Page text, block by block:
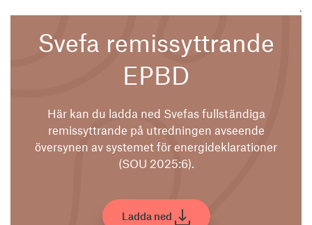
.
Svefa remissyttrande
EPBD
Här kan du ladda ned Svefas fullständiga
remissyttrande på utredningen avseende
översynen av systemet för energideklarationer
(SOU 2025:6).
Ladda ned